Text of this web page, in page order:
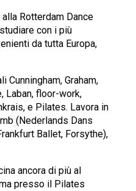
Rotterdam Dance
con i più
da tutta Europa,
Cunningham, Graham,
Laban, floor-work,
e Pilates. Lavora in
(Nederlands Dans
Ballet, Forsythe),
ancora di più al
presso il Pilates